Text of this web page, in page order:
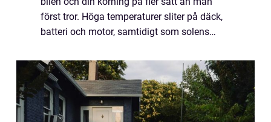
först tror. Höga temperaturer sliter på däck,
batteri och motor, samtidigt som solens